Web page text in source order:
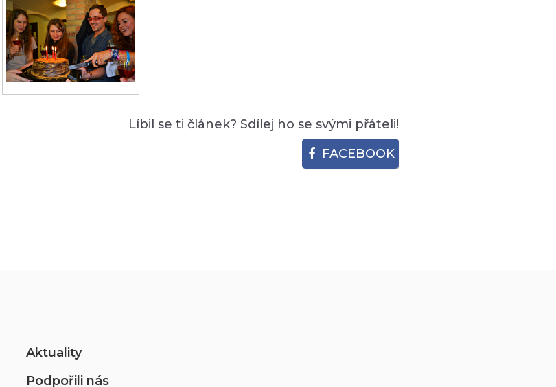
Líbil se ti článek? Sdílej ho se svými přáteli!
FACEBOOK
Aktuality
Podpořili nás